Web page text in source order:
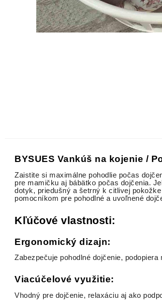
BYSUES Vankúš na kojenie /
Zaistite si maximálne pohodlie počas
pre mamičku aj bábätko počas dojčenia.
dotyk, priedušný a šetrný k citlivej
pomocníkom pre pohodlné a uvoľnené
Kľúčové vlastnosti:
Ergonomický dizajn:
Zabezpečuje pohodlné dojčenie,
Viacúčelové využitie:
Vhodný pre dojčenie, relaxáciu aj ako